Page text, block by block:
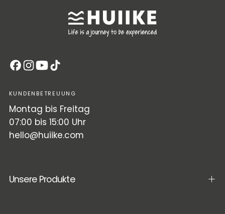
KUNDENBETREUUNG
Montag bis Freitag
07:00 bis 15:00 Uhr
hello@huiike.com
Unsere Produkte